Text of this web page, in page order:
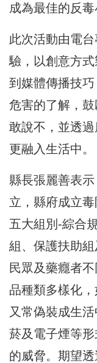
成為最佳的反毒
此次活動由電
驗，以創意方
到媒體傳播技
危害的了解，
敢說不，並透
更融入生活中。
縣長張麗善表
立，縣府成立
五大組別-綜合
組、保護扶助
民眾及藥癮者
品種類多樣化
又常偽裝成生
菸及電子煙等
的威脅。期望